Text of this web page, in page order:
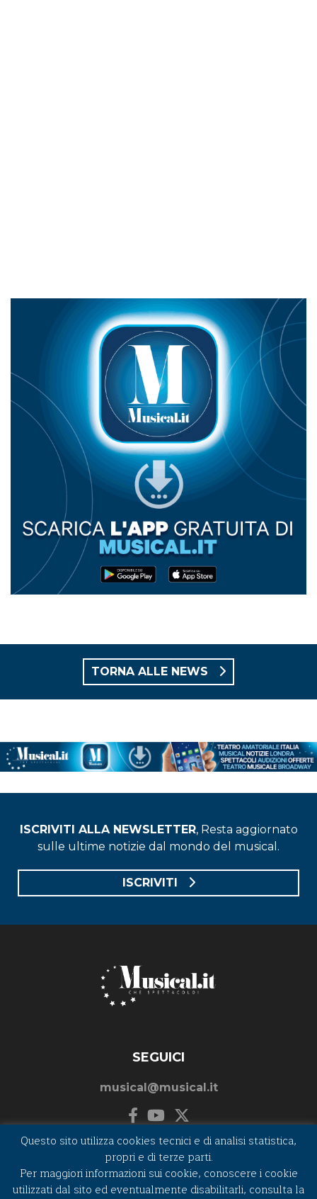
TORNA ALLE NEWS
ISCRIVITI ALLA NEWSLETTER, Resta aggiornato
sulle ultime notizie dal mondo del musical.
ISCRIVITI
SEGUICI
musical@musical.it
©2026 MUSICAL.IT - P.I. e C.F. 01262820432
Questo sito utilizza cookies tecnici e di analisi statistica,
propri e di terze parti.
Per maggiori informazioni sui cookie, conoscere i cookie
utilizzati dal sito ed eventualmente disabilitarli, consulta la